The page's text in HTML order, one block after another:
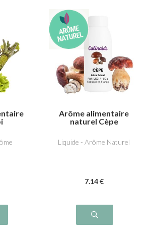
Arôme alimentaire
naturel Cèpe
Liquide - Arôme Naturel
7.14 €